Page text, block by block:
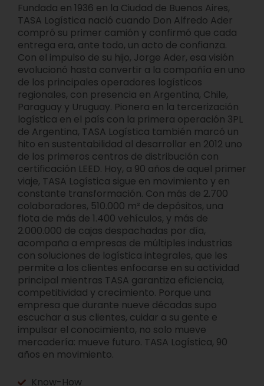
Fundada en 1936 en la Ciudad de Buenos Aires,
TASA Logística nació cuando Don Alfredo Ader
compró su primer camión y confirmó que cada
entrega era, ante todo, un acto de confianza.
Con el impulso de su hijo, Jorge Ader, esa visión
evolucionó hasta convertir a la compañía en uno
de los principales operadores logísticos
regionales, con presencia en Argentina, Chile,
Paraguay y Uruguay. Pionera en la tercerización
logística en el país con la primera operación 3PL
de Argentina, TASA Logística también marcó un
hito en sustentabilidad al desarrollar en 2012 uno
de los primeros centros de distribución con
certificación LEED. Hoy, a 90 años de aquel primer
viaje, TASA Logística sigue en movimiento y en
constante transformación. Con más de 2.700
colaboradores, 510.000 m² de depósitos, una
flota de más de 1.400 vehículos, y más de
2.000.000 de cajas despachadas por día,
acompaña a empresas de múltiples industrias
con soluciones de logística integrales, que les
permite a los clientes enfocarse en su actividad
principal mientras TASA garantiza eficiencia,
competitividad y crecimiento. Porque una
empresa que durante nueve décadas supo
escuchar a sus clientes, cuidar a su gente e
impulsar el conocimiento, no solo mueve
mercadería: mueve futuro. TASA Logística, 90
años en movimiento.
Know-How